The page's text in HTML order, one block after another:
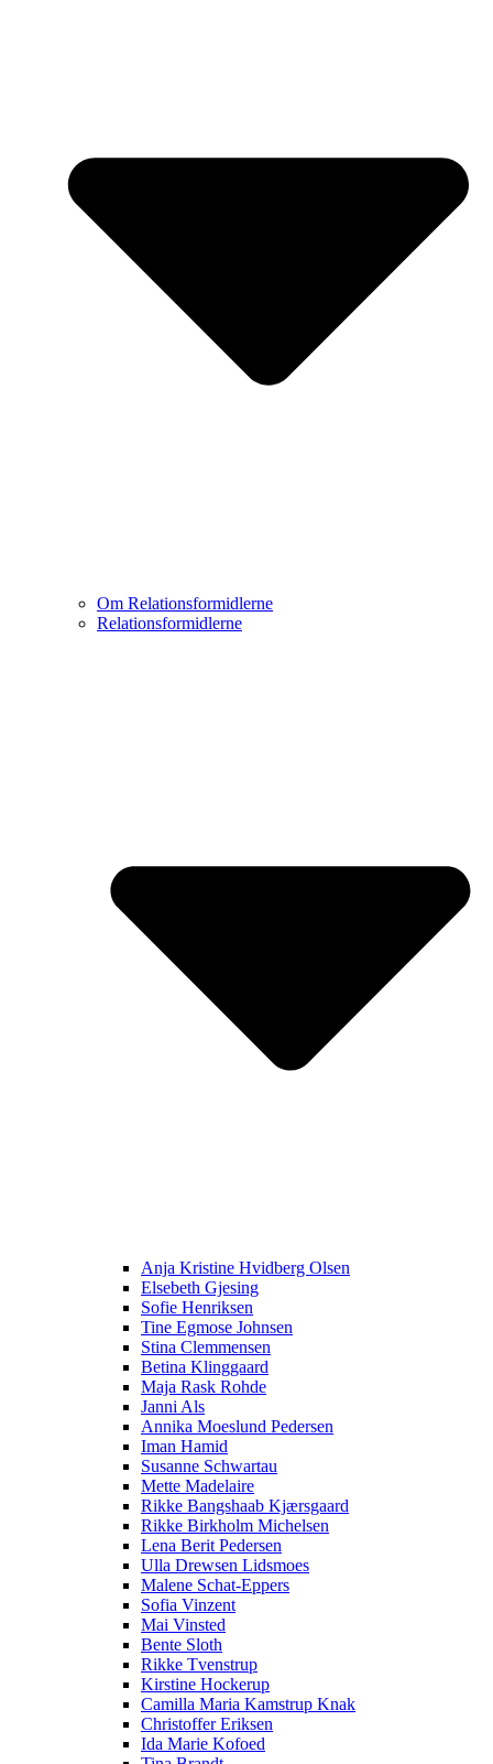
Om Relationsformidlerne
Relationsformidlerne
Anja Kristine Hvidberg Olsen
Elsebeth Gjesing
Sofie Henriksen
Tine Egmose Johnsen
Stina Clemmensen
Betina Klinggaard
Maja Rask Rohde
Janni Als
Annika Moeslund Pedersen
Iman Hamid
Susanne Schwartau
Mette Madelaire
Rikke Bangshaab Kjærsgaard
Rikke Birkholm Michelsen
Lena Berit Pedersen
Ulla Drewsen Lidsmoes
Malene Schat-Eppers
Sofia Vinzent
Mai Vinsted
Bente Sloth
Rikke Tvenstrup
Kirstine Hockerup
Camilla Maria Kamstrup Knak
Christoffer Eriksen
Ida Marie Kofoed